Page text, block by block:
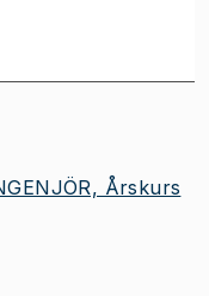
Årskurs